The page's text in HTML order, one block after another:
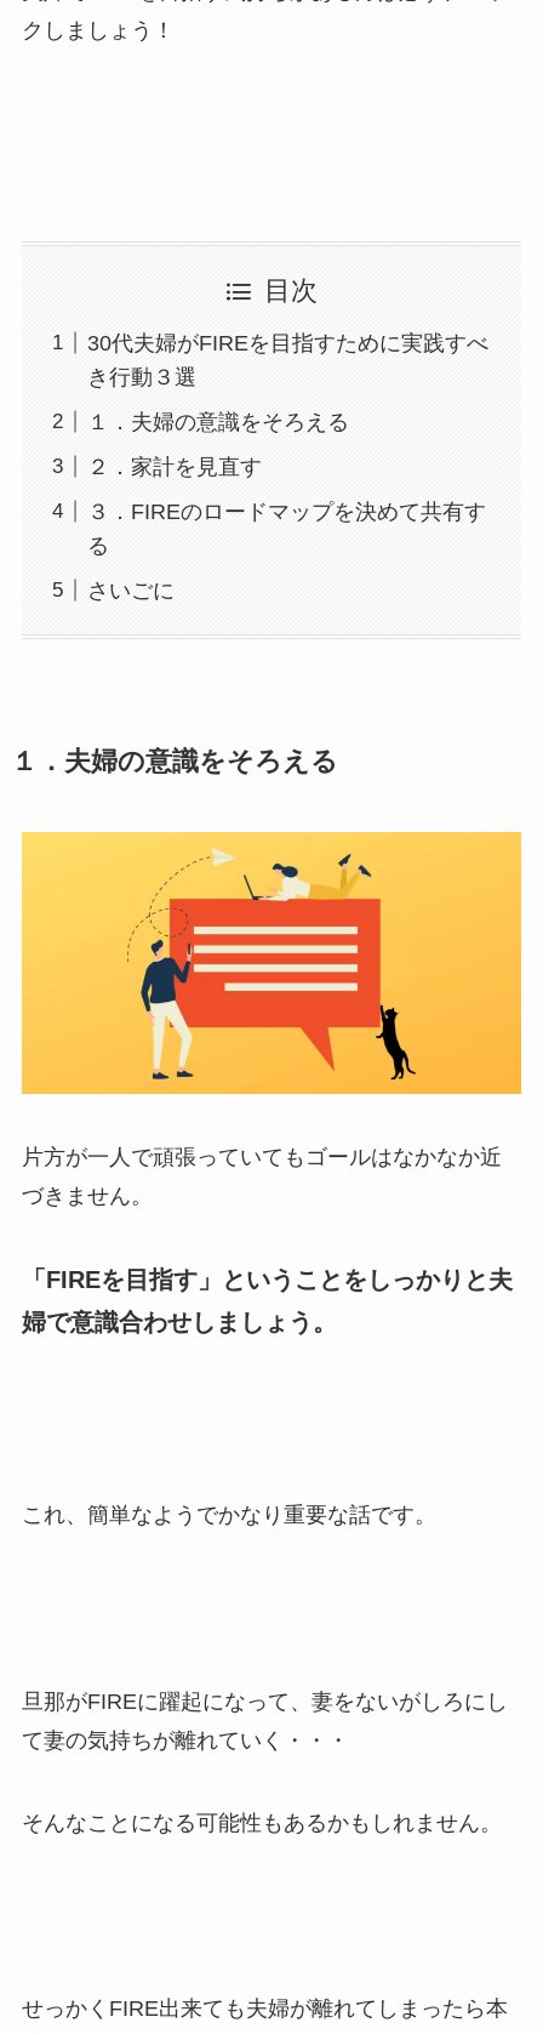
クしましょう！
目次
30代夫婦がFIREを目指すために実践すべ
き行動３選
１．夫婦の意識をそろえる
２．家計を見直す
３．FIREのロードマップを決めて共有す
る
さいごに
１．夫婦の意識をそろえる
片方が一人で頑張っていてもゴールはなかなか近
づきません。
「FIREを目指す」ということをしっかりと夫
婦で意識合わせしましょう。
これ、簡単なようでかなり重要な話です。
旦那がFIREに躍起になって、妻をないがしろにし
て妻の気持ちが離れていく・・・
そんなことになる可能性もあるかもしれません。
せっかくFIRE出来ても夫婦が離れてしまったら本